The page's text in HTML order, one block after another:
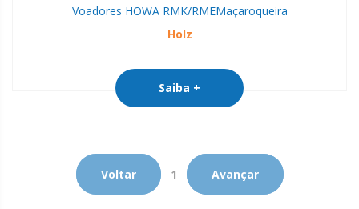
Voadores HOWA RMK/RMEMaçaroqueira
Holz
Saiba +
Voltar 1 Avançar